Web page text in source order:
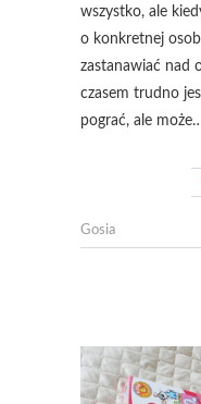
wszystko, ale
o konkretnej
zastanawiać nad
czasem trudno
pograć, ale
Gosia